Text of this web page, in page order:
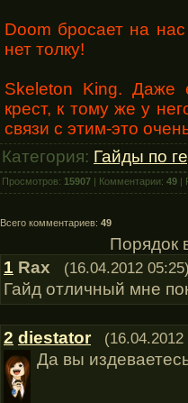
Doom бросает на
нет толку!
Skeleton King. Даже
крест, к тому же у
связи с этим-это
Категория: Гайды по
Просмотров: 15907 | Комментарии: 49 |
Всего комментариев: 49
Порядок
1 Rax (16.04.2012
Гайд отличный мне
2 diestator (16.04.2012
Да вы